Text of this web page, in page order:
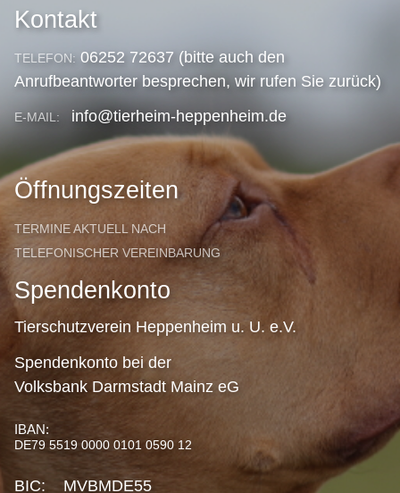
Kontakt
TELEFON: 06252 72637 (bitte auch den
Anrufbeantworter besprechen, wir rufen Sie zurück)
E-MAIL: info@tierheim-heppenheim.de
Öffnungszeiten
TERMINE AKTUELL NACH
TELEFONISCHER VEREINBARUNG
Spendenkonto
Tierschutzverein Heppenheim u. U. e.V.
Spendenkonto bei der
Volksbank Darmstadt Mainz eG
IBAN:
DE79 5519 0000 0101 0590 12
BIC: MVBMDE55